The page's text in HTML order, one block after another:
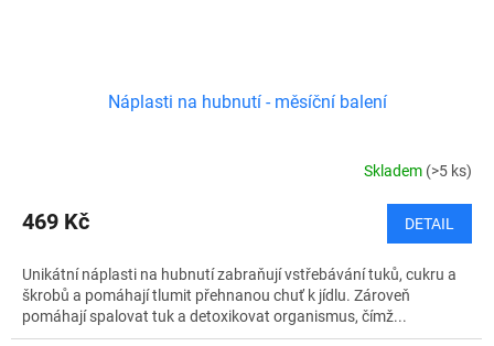
Náplasti na hubnutí - měsíční balení
Skladem (>5 ks)
469 Kč DETAIL
Unikátní náplasti na hubnutí zabraňují vstřebávání tuků, cukru a
škrobů a pomáhají tlumit přehnanou chuť k jídlu. Zároveň
pomáhají spalovat tuk a detoxikovat organismus, čímž...